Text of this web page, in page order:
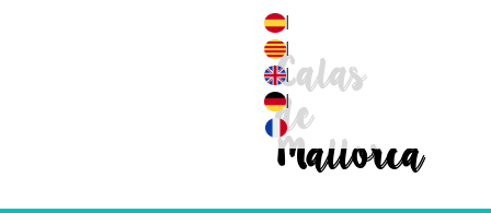
|
|
|
|
Calas
de
Mallorca